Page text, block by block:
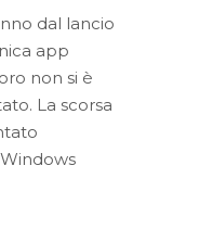
dal lancio
app
non si è
La scorsa